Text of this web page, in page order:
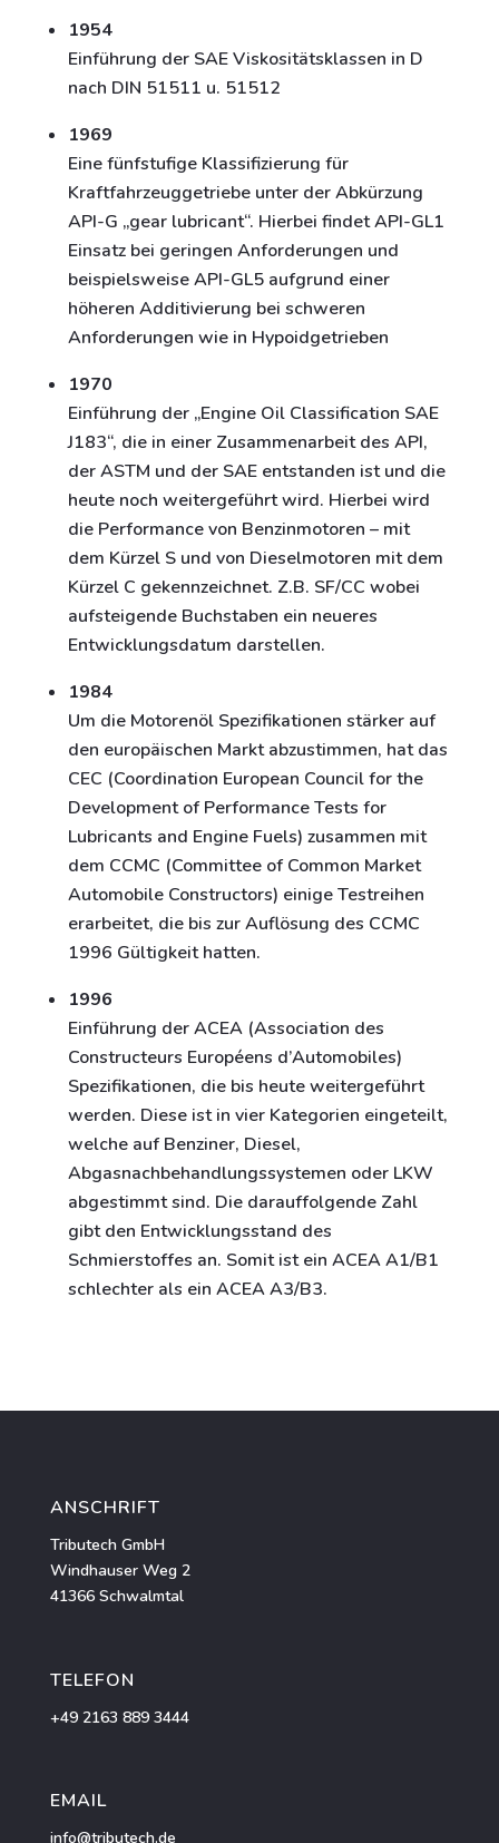
1954
Einführung der SAE Viskositätsklassen in D
nach DIN 51511 u. 51512
1969
Eine fünfstufige Klassifizierung für
Kraftfahrzeuggetriebe unter der Abkürzung
API-G „gear lubricant“. Hierbei findet API-GL1
Einsatz bei geringen Anforderungen und
beispielsweise API-GL5 aufgrund einer
höheren Additivierung bei schweren
Anforderungen wie in Hypoidgetrieben
1970
Einführung der „Engine Oil Classification SAE
J183“, die in einer Zusammenarbeit des API,
der ASTM und der SAE entstanden ist und die
heute noch weitergeführt wird. Hierbei wird
die Performance von Benzinmotoren – mit
dem Kürzel S und von Dieselmotoren mit dem
Kürzel C gekennzeichnet. Z.B. SF/CC wobei
aufsteigende Buchstaben ein neueres
Entwicklungsdatum darstellen.
1984
Um die Motorenöl Spezifikationen stärker auf
den europäischen Markt abzustimmen, hat das
CEC (Coordination European Council for the
Development of Performance Tests for
Lubricants and Engine Fuels) zusammen mit
dem CCMC (Committee of Common Market
Automobile Constructors) einige Testreihen
erarbeitet, die bis zur Auflösung des CCMC
1996 Gültigkeit hatten.
1996
Einführung der ACEA (Association des
Constructeurs Européens d’Automobiles)
Spezifikationen, die bis heute weitergeführt
werden. Diese ist in vier Kategorien eingeteilt,
welche auf Benziner, Diesel,
Abgasnachbehandlungssystemen oder LKW
abgestimmt sind. Die darauffolgende Zahl
gibt den Entwicklungsstand des
Schmierstoffes an. Somit ist ein ACEA A1/B1
schlechter als ein ACEA A3/B3.
ANSCHRIFT
Tributech GmbH
Windhauser Weg 2
41366 Schwalmtal
TELEFON
+49 2163 889 3444
EMAIL
info@tributech.de